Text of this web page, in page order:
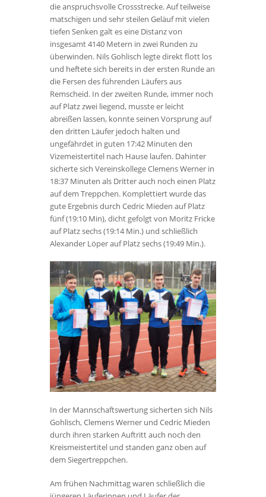
die anspruchsvolle Crossstrecke. Auf teilweise
matschigen und sehr steilen Geläuf mit vielen
tiefen Senken galt es eine Distanz von
insgesamt 4140 Metern in zwei Runden zu
überwinden. Nils Gohlisch legte direkt flott los
und heftete sich bereits in der ersten Runde an
die Fersen des führenden Läufers aus
Remscheid. In der zweiten Runde, immer noch
auf Platz zwei liegend, musste er leicht
abreißen lassen, konnte seinen Vorsprung auf
den dritten Läufer jedoch halten und
ungefährdet in guten 17:42 Minuten den
Vizemeistertitel nach Hause laufen. Dahinter
sicherte sich Vereinskollege Clemens Werner in
18:37 Minuten als Dritter auch noch einen Platz
auf dem Treppchen. Komplettiert wurde das
gute Ergebnis durch Cedric Mieden auf Platz
fünf (19:10 Min), dicht gefolgt von Moritz Fricke
auf Platz sechs (19:14 Min.) und schließlich
Alexander Löper auf Platz sechs (19:49 Min.).
In der Mannschaftswertung sicherten sich Nils
Gohlisch, Clemens Werner und Cedric Mieden
durch ihren starken Auftritt auch noch den
Kreismeistertitel und standen ganz oben auf
dem Siegertreppchen.
Am frühen Nachmittag waren schließlich die